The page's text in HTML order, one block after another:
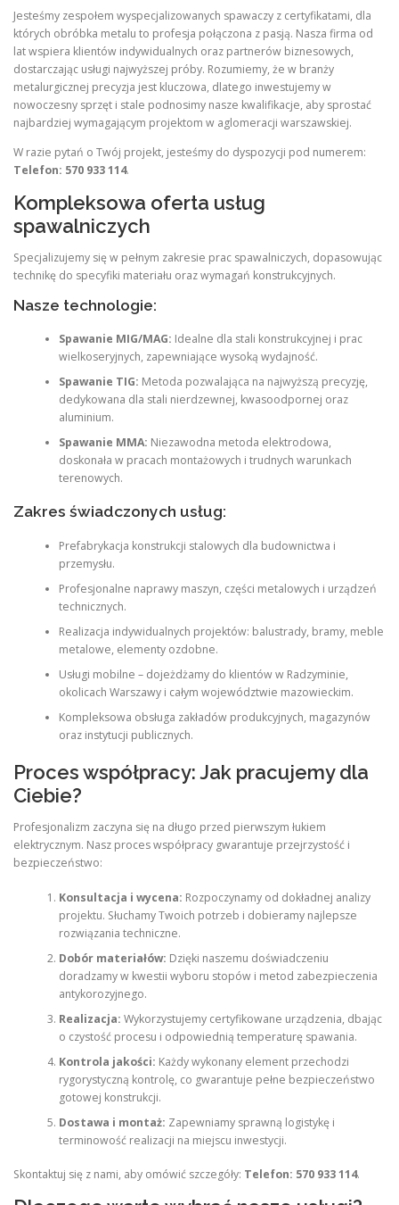
Jesteśmy zespołem wyspecjalizowanych spawaczy z certyfikatami, dla
których obróbka metalu to profesja połączona z pasją. Nasza firma od
lat wspiera klientów indywidualnych oraz partnerów biznesowych,
dostarczając usługi najwyższej próby. Rozumiemy, że w branży
metalurgicznej precyzja jest kluczowa, dlatego inwestujemy w
nowoczesny sprzęt i stale podnosimy nasze kwalifikacje, aby sprostać
najbardziej wymagającym projektom w aglomeracji warszawskiej.
W razie pytań o Twój projekt, jesteśmy do dyspozycji pod numerem:
Telefon: 570 933 114.
Kompleksowa oferta usług
spawalniczych
Specjalizujemy się w pełnym zakresie prac spawalniczych, dopasowując
technikę do specyfiki materiału oraz wymagań konstrukcyjnych.
Nasze technologie:
Spawanie MIG/MAG: Idealne dla stali konstrukcyjnej i prac
wielkoseryjnych, zapewniające wysoką wydajność.
Spawanie TIG: Metoda pozwalająca na najwyższą precyzję,
dedykowana dla stali nierdzewnej, kwasoodpornej oraz
aluminium.
Spawanie MMA: Niezawodna metoda elektrodowa,
doskonała w pracach montażowych i trudnych warunkach
terenowych.
Zakres świadczonych usług:
Prefabrykacja konstrukcji stalowych dla budownictwa i
przemysłu.
Profesjonalne naprawy maszyn, części metalowych i urządzeń
technicznych.
Realizacja indywidualnych projektów: balustrady, bramy, meble
metalowe, elementy ozdobne.
Usługi mobilne – dojeżdżamy do klientów w Radzyminie,
okolicach Warszawy i całym województwie mazowieckim.
Kompleksowa obsługa zakładów produkcyjnych, magazynów
oraz instytucji publicznych.
Proces współpracy: Jak pracujemy dla
Ciebie?
Profesjonalizm zaczyna się na długo przed pierwszym łukiem
elektrycznym. Nasz proces współpracy gwarantuje przejrzystość i
bezpieczeństwo:
Konsultacja i wycena: Rozpoczynamy od dokładnej analizy
projektu. Słuchamy Twoich potrzeb i dobieramy najlepsze
rozwiązania techniczne.
Dobór materiałów: Dzięki naszemu doświadczeniu
doradzamy w kwestii wyboru stopów i metod zabezpieczenia
antykorozyjnego.
Realizacja: Wykorzystujemy certyfikowane urządzenia, dbając
o czystość procesu i odpowiednią temperaturę spawania.
Kontrola jakości: Każdy wykonany element przechodzi
rygorystyczną kontrolę, co gwarantuje pełne bezpieczeństwo
gotowej konstrukcji.
Dostawa i montaż: Zapewniamy sprawną logistykę i
terminowość realizacji na miejscu inwestycji.
Skontaktuj się z nami, aby omówić szczegóły: Telefon: 570 933 114.